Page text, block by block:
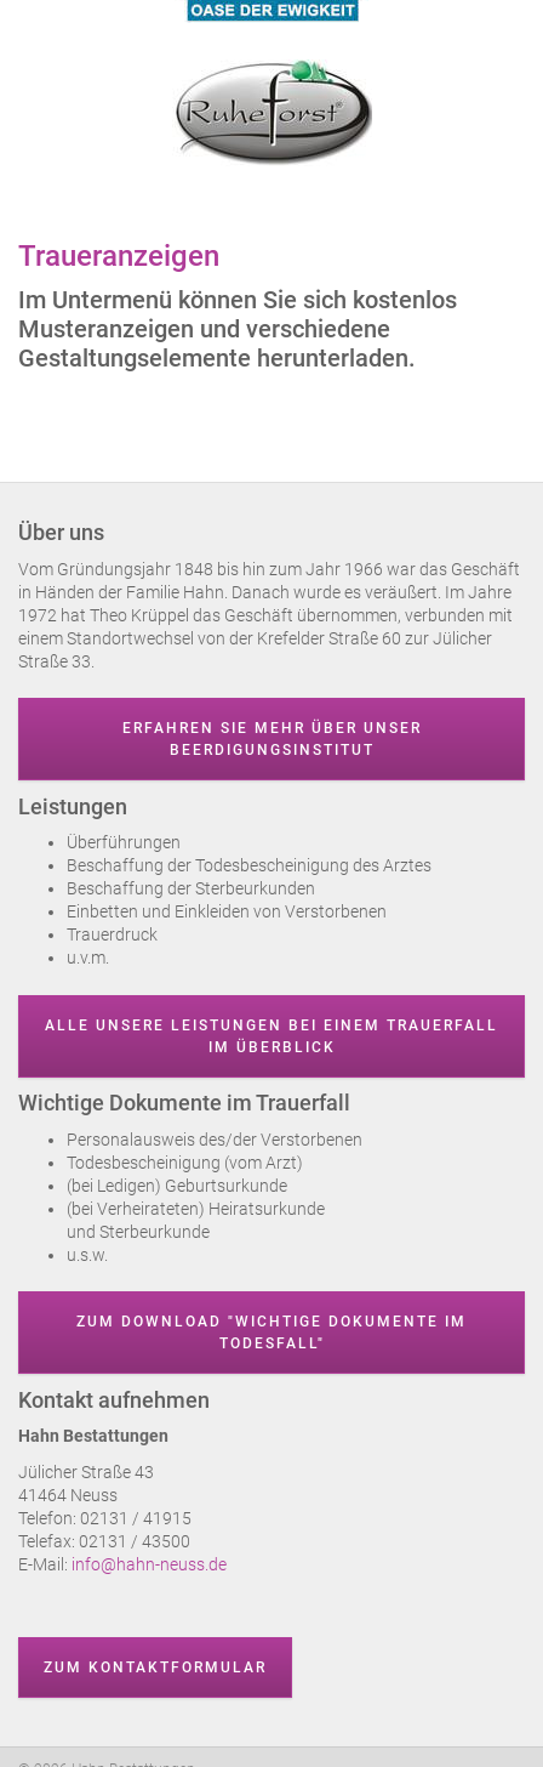
Traueranzeigen
Im Untermenü können Sie sich kostenlos
Musteranzeigen und verschiedene
Gestaltungselemente herunterladen.
Über uns
Vom Gründungsjahr 1848 bis hin zum Jahr 1966 war das Geschäft
in Händen der Familie Hahn. Danach wurde es veräußert. Im Jahre
1972 hat Theo Krüppel das Geschäft übernommen, verbunden mit
einem Standortwechsel von der Krefelder Straße 60 zur Jülicher
Straße 33.
ERFAHREN SIE MEHR ÜBER UNSER
BEERDIGUNGSINSTITUT
Leistungen
Überführungen
Beschaffung der Todesbescheinigung des Arztes
Beschaffung der Sterbeurkunden
Einbetten und Einkleiden von Verstorbenen
Trauerdruck
u.v.m.
ALLE UNSERE LEISTUNGEN BEI EINEM TRAUERFALL
IM ÜBERBLICK
Wichtige Dokumente im Trauerfall
Personalausweis des/der Verstorbenen
Todesbescheinigung (vom Arzt)
(bei Ledigen) Geburtsurkunde
(bei Verheirateten) Heiratsurkunde
und Sterbeurkunde
u.s.w.
ZUM DOWNLOAD "WICHTIGE DOKUMENTE IM
TODESFALL"
Kontakt aufnehmen
Hahn Bestattungen
Jülicher Straße 43
41464 Neuss
Telefon: 02131 / 41915
Telefax: 02131 / 43500
E-Mail: info@hahn-neuss.de
ZUM KONTAKTFORMULAR